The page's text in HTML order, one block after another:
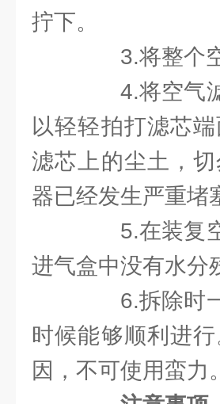
拧下。
3.将整个空
4.将空气滤
以轻轻拍打滤芯
滤芯上的尘土，
器已经发生严重堵
5.在装复空
进气盒中没有水分
6.拆除时一
时候能够顺利进
因，不可使用蛮力。